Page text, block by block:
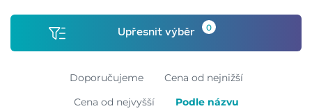
Upřesnit výběr 0
Doporučujeme
Cena od nejnižší
Cena od nejvyšší
Podle názvu